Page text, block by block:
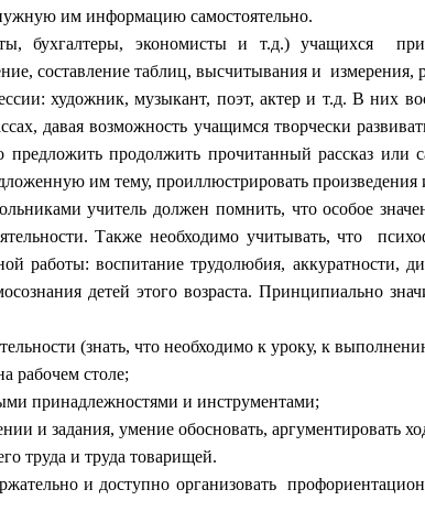
им информацию самостоятельно.
бухгалтеры, экономисты и т.д.) учащихся
составление таблиц, высчитывания и измерения,
художник, музыкант, поэт, актер и т.д. В них
давая возможность учащимся творчески
предложить продолжить прочитанный рассказ
им тему, проиллюстрировать
учитель должен помнить, что особое
Также необходимо учитывать, что
работы: воспитание трудолюбия, аккуратности,
детей этого возраста. Принципиально
(знать, что необходимо к уроку, к
рабочем столе;
принадлежностями и инструментами;
и задания, умение обосновать, аргументировать
труда и труда товарищей.
и доступно организовать